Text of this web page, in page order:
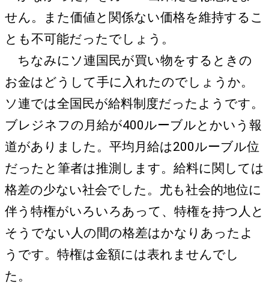
せん。また価値と関係ない価格を維持するこ
とも不可能だったでしょう。
ちなみにソ連国民が買い物をするときの
お金はどうして手に入れたのでしょうか。
ソ連では全国民が給料制度だったようです。
ブレジネフの月給が400ルーブルとかいう報
道がありました。平均月給は200ルーブル位
だったと筆者は推測します。給料に関しては
格差の少ない社会でした。尤も社会的地位に
伴う特権がいろいろあって、特権を持つ人と
そうでない人の間の格差はかなりあったよ
うです。特権は金額には表れませんでし
た。